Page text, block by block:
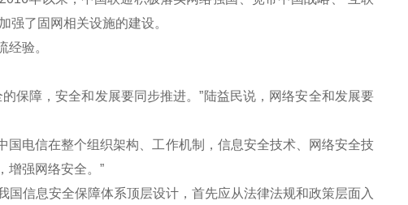
强了固网相关设施的建设。
验。
障，安全和发展要同步推进。”陆益民说，网络安全和发展要
电信在整个组织架构、工作机制，信息安全技术、网络安全技
增强网络安全。”
信息安全保障体系顶层设计，首先应从法律法规和政策层面入